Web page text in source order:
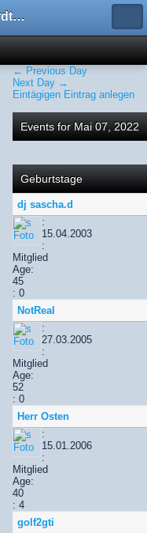
USB - The Hardtechno Family
← Previous Day
Next Day →
Eintägigen Eintrag anlegen
Events for Mai 07, 2022
Geburtstage
dj sascha.d
:
15.04.2003
:
Mitglied
Age:
45
: 0
NotReal
:
27.03.2005
:
Mitglied
Age:
52
: 0
Herr Osten
:
15.01.2006
:
Mitglied
Age:
40
: 4
golf2gti